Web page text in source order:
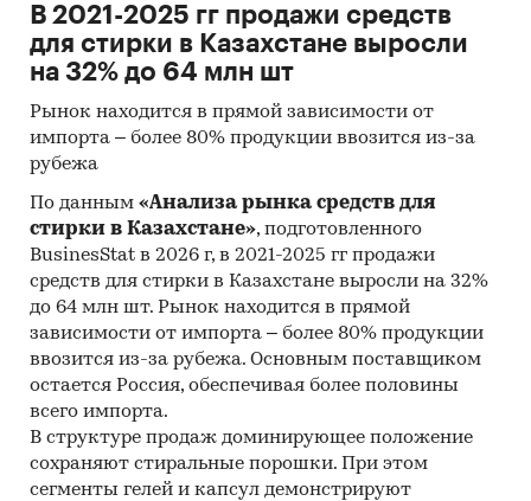
География исследования:
РК, регионы РК, страны мира
Сельское хозяйство
Зернобобовые
Горох
СНГ
В 2021-2025 гг продажи средств
для стирки в Казахстане выросли
на 32% до 64 млн шт
Рынок находится в прямой зависимости от
импорта – более 80% продукции ввозится из-за
рубежа
По данным «Анализа рынка средств для
стирки в Казахстане», подготовленного
BusinesStat в 2026 г, в 2021-2025 гг продажи
средств для стирки в Казахстане выросли на 32%
до 64 млн шт. Рынок находится в прямой
зависимости от импорта – более 80% продукции
ввозится из-за рубежа. Основным поставщиком
остается Россия, обеспечивая более половины
всего импорта.
В структуре продаж доминирующее положение
сохраняют стиральные порошки. При этом
сегменты гелей и капсул демонстрируют